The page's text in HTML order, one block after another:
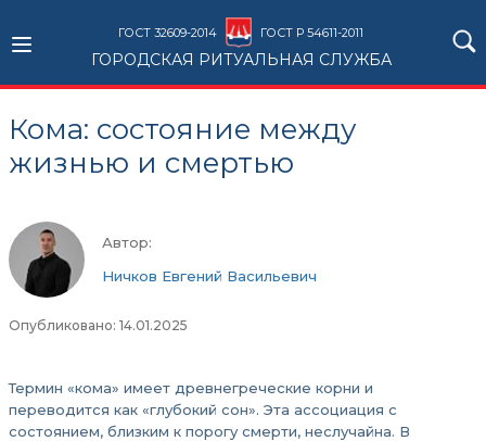
ГОСТ 32609-2014 ГОСТ Р 54611-2011
ГОРОДСКАЯ РИТУАЛЬНАЯ СЛУЖБА
Кома: состояние между
жизнью и смертью
Автор:
Ничков Евгений Васильевич
Опубликовано: 14.01.2025
Термин «кома» имеет древнегреческие корни и
переводится как «глубокий сон». Эта ассоциация с
состоянием, близким к порогу смерти, неслучайна. В